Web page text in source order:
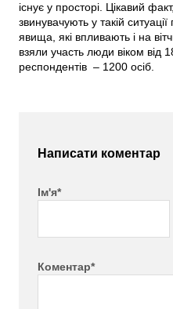
існує у просторі. Цікавий
звинувачують у такій ситуації
явища, які впливають і на
взяли участь люди віком від
респондентів – 1200 осіб.
Написати коментар
Ім'я*
Коментар*